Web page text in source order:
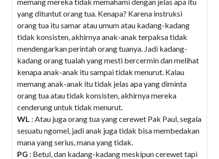
yang dituntut orang tua. Kenapa? Karena instruksi
orang tua itu samar atau umum atau kadang-kadang
tidak konsisten, akhirnya anak-anak terpaksa tidak
mendengarkan perintah orang tuanya. Jadi kadang-
kadang orang tualah yang mesti bercermin dan melihat
kenapa anak-anak itu sampai tidak menurut. Kalau
memang anak-anak itu tidak jelas apa yang diminta
orang tua atau tidak konsisten, akhirnya mereka
cenderung untuk tidak menurut.
WL : Atau juga orang tua yang cerewet Pak Paul, segala
sesuatu ngomel, jadi anak juga tidak bisa membedakan
mana yang serius, mana yang tidak.
PG : Betul, dan kadang-kadang meskipun cerewet tapi